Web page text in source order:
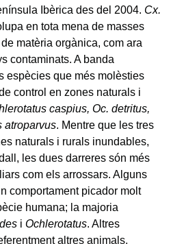
Ibèrica des del 2004. Cx.
en tota mena de masses
matèria orgànica, com ara
contaminats. A banda
espècies que més molèsties
control en zones naturals i
caspius, Oc. detritus,
atroparvus. Mentre que les tres
naturals i rurals inundables,
les dues darreres són més
com els arrossars. Alguns
comportament picador molt
humana; la majoria
i Ochlerotatus. Altres
altres animals,